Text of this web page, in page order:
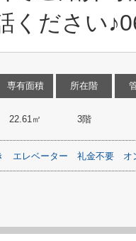
ください
専有面積
22.61㎡
所在階
3階
エレベーター 礼金不要 オ